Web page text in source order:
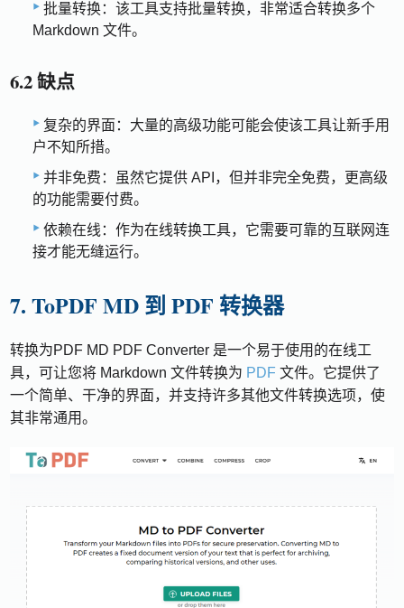
批量转换：该工具支持批量转换，非常适合转换多个
Markdown 文件。
6.2 缺点
复杂的界面：大量的高级功能可能会使该工具让新手用
户不知所措。
并非免费：虽然它提供 API，但并非完全免费，更高级
的功能需要付费。
依赖在线：作为在线转换工具，它需要可靠的互联网连
接才能无缝运行。
7. ToPDF MD 到 PDF 转换器
转换为PDF MD PDF Converter 是一个易于使用的在线工
具，可让您将 Markdown 文件转换为 PDF 文件。它提供了
一个简单、干净的界面，并支持许多其他文件转换选项，使
其非常通用。